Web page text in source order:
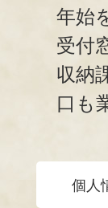
年始
受付
収納
口も
個人